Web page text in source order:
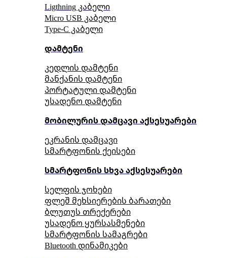
Ligthning კაბელი
Micro USB კაბელი
Type-C კაბელი
დამტენი
კედლის დამტენი
მანქანის დამტენი
პორტატული დამტენი
უსადენო დამტენი
მობილურის დამცავი აქსესუარები
ეკრანის დამცავი
სმარტფონის ქეისები
სმარტფონის სხვა აქსესუარები
სელფის ჯოხები
ფლეშ მეხსიერების ბარათები
ბლუთუს თრექერები
უსადენო ყურსასმენები
სმარტფონის სამაგრები
Bluetooth დინამიკები